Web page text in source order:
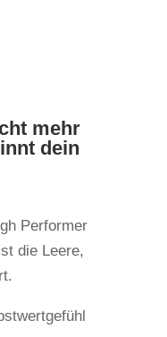
mehr
dein
Performer
die Leere,